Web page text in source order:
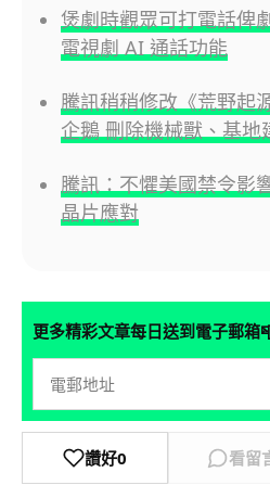
煲劇時觀眾可打電話俾
電視劇 AI 通話功能
騰訊稍稍修改《荒野起
企鵝 刪除機械獸、基地
騰訊：不懼美國禁令影
晶片應對
更多精彩文章每日送到電子郵箱
讚好0 看留